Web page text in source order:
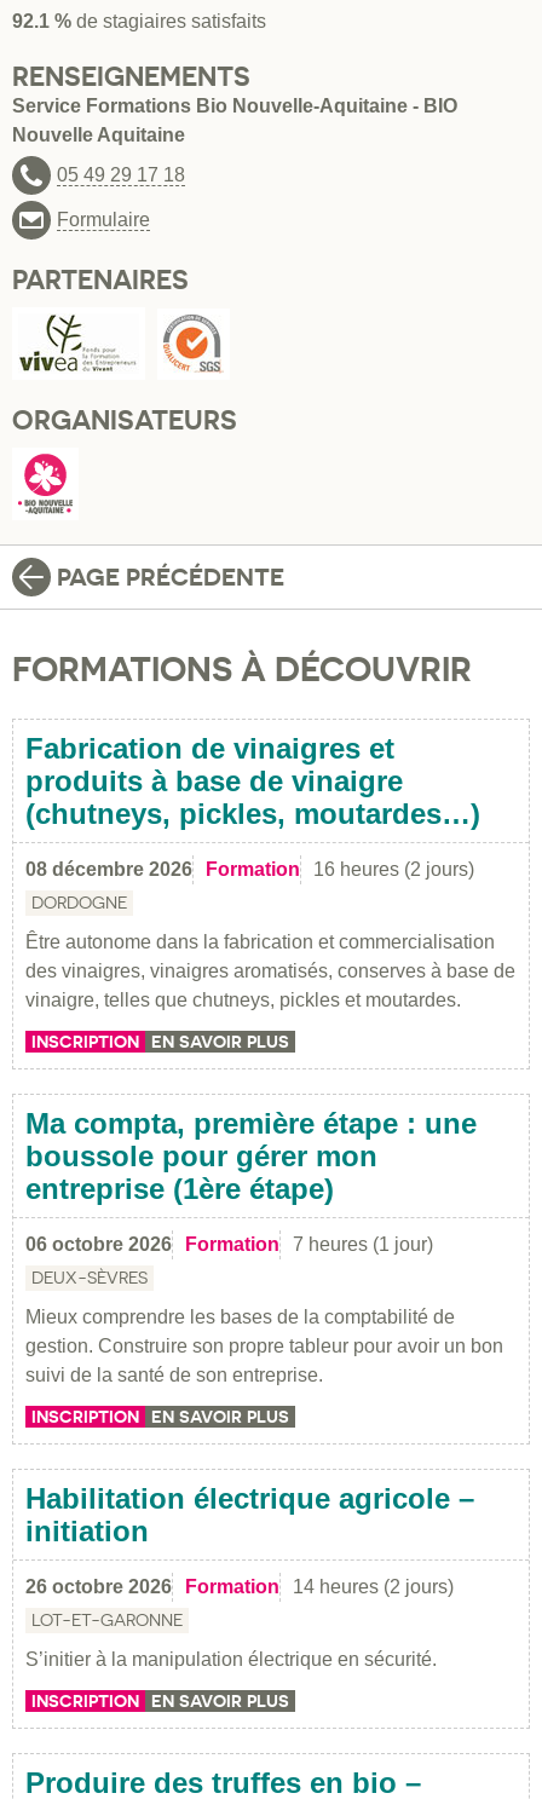
92.1 % de stagiaires satisfaits
RENSEIGNEMENTS
Service Formations Bio Nouvelle-Aquitaine - BIO
Nouvelle Aquitaine
05 49 29 17 18
Formulaire
PARTENAIRES
ORGANISATEURS
PAGE PRÉCÉDENTE
FORMATIONS À DÉCOUVRIR
Fabrication de vinaigres et
produits à base de vinaigre
(chutneys, pickles, moutardes…)
08 décembre 2026 Formation 16 heures (2 jours)
DORDOGNE
Être autonome dans la fabrication et commercialisation
des vinaigres, vinaigres aromatisés, conserves à base de
vinaigre, telles que chutneys, pickles et moutardes.
INSCRIPTION EN SAVOIR PLUS
Ma compta, première étape : une
boussole pour gérer mon
entreprise (1ère étape)
06 octobre 2026 Formation 7 heures (1 jour)
DEUX-SÈVRES
Mieux comprendre les bases de la comptabilité de
gestion. Construire son propre tableur pour avoir un bon
suivi de la santé de son entreprise.
INSCRIPTION EN SAVOIR PLUS
Habilitation électrique agricole –
initiation
26 octobre 2026 Formation 14 heures (2 jours)
LOT-ET-GARONNE
S’initier à la manipulation électrique en sécurité.
INSCRIPTION EN SAVOIR PLUS
Produire des truffes en bio –